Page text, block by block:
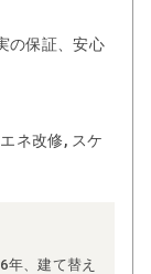
の保証、安心
ネ改修, スケ
年、建て替え